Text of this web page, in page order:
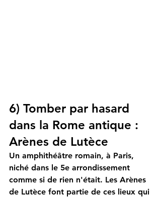
6) Tomber par hasard
dans la Rome antique :
Arènes de Lutèce
Un amphithéâtre romain, à Paris,
niché dans le 5e arrondissement
comme si de rien n'était. Les Arènes
de Lutèce font partie de ces lieux qui